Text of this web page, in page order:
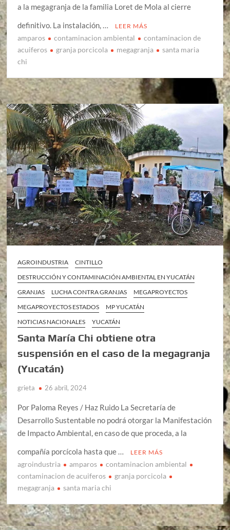
a la megagranja de la familia Loret de Mola al cierre
definitivo. La instalación, …
LEER MÁS
amparos contaminacion ambiental
contaminacion de
acuiferos
granja porcicola megagranja
santa maria
chi
AGROINDUSTRIA
CINTILLO
DESTRUCCIÓN Y CONTAMINACIÓN AMBIENTAL EN YUCATÁN
GRANJAS
LUCHA CONTRA GRANJAS
MEGAPROYECTOS
MEGAPROYECTOS ESTADOS
MP YUCATÁN
NOTICIAS NACIONALES
YUCATÁN
Santa María Chi obtiene otra
suspensión en el caso de la megagranja
(Yucatán)
grieta 26 abril, 2024
Por Paloma Reyes / Haz Ruido La Secretaría de
Desarrollo Sustentable no podrá otorgar la Manifestación
de Impacto Ambiental, en caso de que proceda, a la
compañía porcícola hasta que …
LEER MÁS
agroindustria amparos
contaminacion ambiental
contaminacion de acuiferos
granja porcicola
megagranja
santa maria chi